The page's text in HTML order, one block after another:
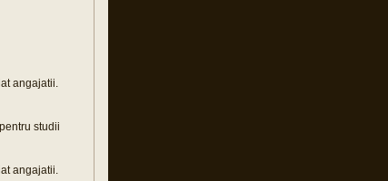
angajatii.
studii
angajatii.